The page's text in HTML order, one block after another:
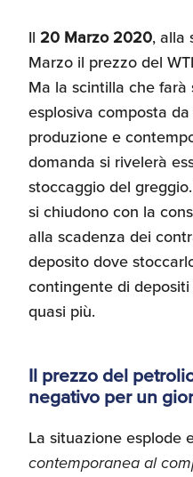
Il 20 Marzo 2020, alla
Marzo il prezzo del
Ma la scintilla che
esplosiva composta
produzione e
domanda si rivelerà
stoccaggio del
si chiudono con la
alla scadenza dei
deposito dove
contingente di
quasi più.
Il prezzo del
negativo per un
La situazione esplode
contemporanea al